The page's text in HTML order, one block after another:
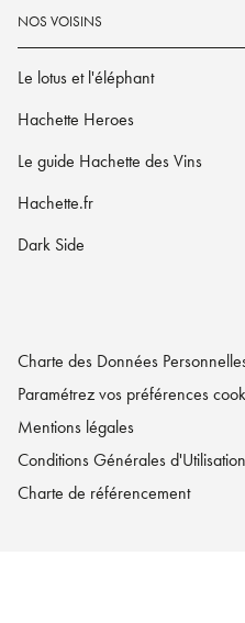
NOS VOISINS
Le lotus et l'éléphant
Hachette Heroes
Le guide Hachette des Vins
Hachette.fr
Dark Side
Charte des Données
Paramétrez vos préférences
Mentions légales
Conditions Générales d'Utilisation
Charte de référencement